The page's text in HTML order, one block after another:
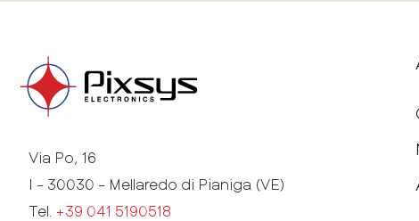
Via Po, 16
I - 30030 - Mellaredo di Pianiga (VE)
Tel. +39 041 5190518